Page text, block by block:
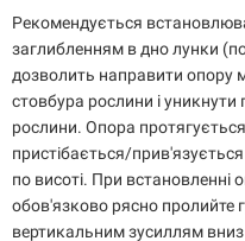
Рекомендується
заглибленням в дно лунки
дозволить направити
стовбура рослини і
рослини. Опора
пристібається/
по висоті. При встановленні
обов'язково рясно пролийте
вертикальним зусиллям вниз